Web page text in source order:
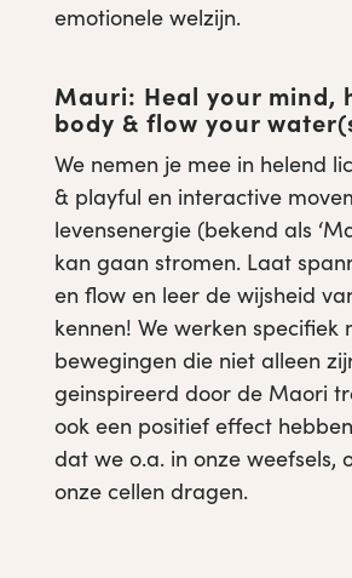
emotionele welzijn.
Mauri: Heal your mind,
body & flow your
We nemen je mee in helend
& playful en interactive
levensenergie (bekend als
kan gaan stromen. Laat
en flow en leer de wijsheid
kennen! We werken specifiek
bewegingen die niet alleen
geinspireerd door de Maori
ook een positief effect
dat we o.a. in onze weefsels,
onze cellen dragen.